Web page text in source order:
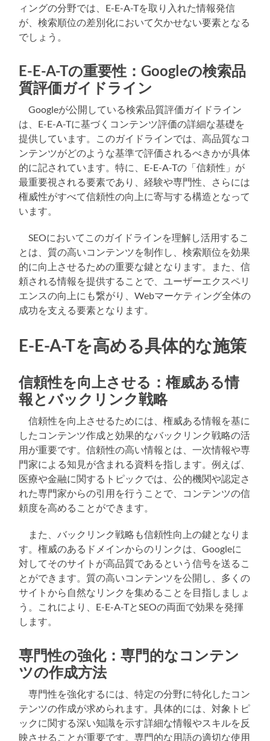
ィングの分野では、E-E-A-Tを取り入れた情報発信
が、検索順位の差別化において欠かせない要素となる
でしょう。
E-E-A-Tの重要性：Googleの検索品
質評価ガイドライン
Googleが公開している検索品質評価ガイドライン
は、E-E-A-Tに基づくコンテンツ評価の詳細な基礎を
提供しています。このガイドラインでは、高品質なコ
ンテンツがどのような基準で評価されるべきかが具体
的に記されています。特に、E-E-A-Tの「信頼性」が
最重要視される要素であり、経験や専門性、さらには
権威性がすべて信頼性の向上に寄与する構造となって
います。
SEOにおいてこのガイドラインを理解し活用するこ
とは、質の高いコンテンツを制作し、検索順位を効果
的に向上させるための重要な鍵となります。また、信
頼される情報を提供することで、ユーザーエクスペリ
エンスの向上にも繋がり、Webマーケティング全体の
成功を支える要素となります。
E-E-A-Tを高める具体的な施策
信頼性を向上させる：権威ある情
報とバックリンク戦略
信頼性を向上させるためには、権威ある情報を基に
したコンテンツ作成と効果的なバックリンク戦略の活
用が重要です。信頼性の高い情報とは、一次情報や専
門家による知見が含まれる資料を指します。例えば、
医療や金融に関するトピックでは、公的機関や認定さ
れた専門家からの引用を行うことで、コンテンツの信
頼度を高めることができます。
また、バックリンク戦略も信頼性向上の鍵となりま
す。権威のあるドメインからのリンクは、Googleに
対してそのサイトが高品質であるという信号を送るこ
とができます。質の高いコンテンツを公開し、多くの
サイトから自然なリンクを集めることを目指しましょ
う。これにより、E-E-A-TとSEOの両面で効果を発揮
します。
専門性の強化：専門的なコンテン
ツの作成方法
専門性を強化するには、特定の分野に特化したコン
テンツの作成が求められます。具体的には、対象トピ
ックに関する深い知識を示す詳細な情報やスキルを反
映させることが重要です。専門的な用語の適切な使用